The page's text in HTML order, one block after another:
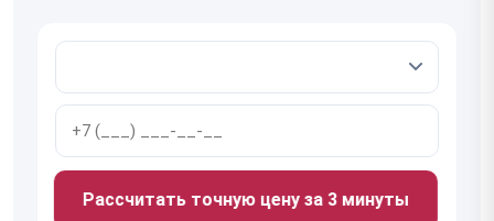
Рассчитать точную цену за 3 минуты